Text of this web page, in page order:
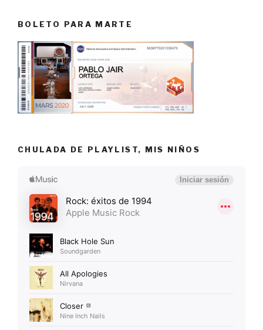
BOLETO PARA MARTE
CHULADA DE PLAYLIST, MIS NIÑOS